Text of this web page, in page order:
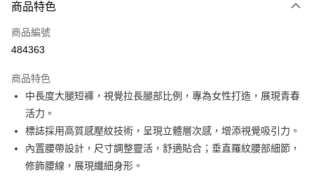
信用卡
Apple Pay
AlipayHK
WeChat Pay
送貨方式
商品特色
商品編號
484363
商品特色
中長度大腿短褲，視覺拉長腿部比例，專為女性打造，展現青春
活力。
標誌採用高質感壓紋技術，呈現立體層次感，增添視覺吸引力。
內置腰帶設計，尺寸調整靈活，舒適貼合；垂直羅紋腰部細節，
修飾腰線，展現纖細身形。